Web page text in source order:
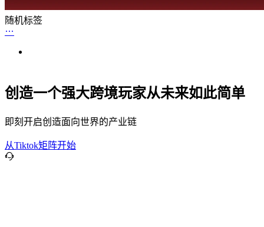
随机标签
创造一个强大跨境玩家从未来如此简单
即刻开启创造面向世界的产业链
从Tiktok矩阵开始